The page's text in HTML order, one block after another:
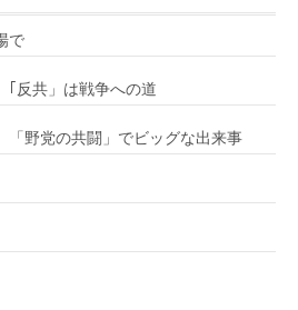
で
反共」は戦争への道
野党の共闘」でビッグな出来事